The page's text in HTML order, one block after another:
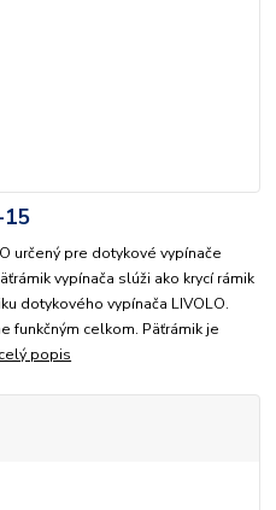
15
určený pre dotykové vypínače
vypínača slúži ako krycí rámik
dotykového vypínača LIVOLO.
funkčným celkom. Päťrámik je
celý popis